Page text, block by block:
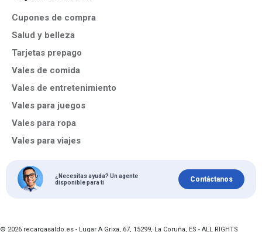
Cupones de compra
Salud y belleza
Tarjetas prepago
Vales de comida
Vales de entretenimiento
Vales para juegos
Vales para ropa
Vales para viajes
¿Necesitas ayuda? Un agente
disponible para ti
Contáctanos
© 2026 recargasaldo.es - Lugar A Grixa, 67, 15299, La Coruña, ES - ALL RIGHTS